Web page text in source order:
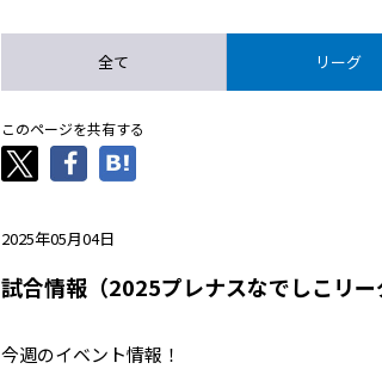
全て リーグ
このページを共有する
2025年05月04日
試合情報（2025プレナスなでしこリー
今週のイベント情報！